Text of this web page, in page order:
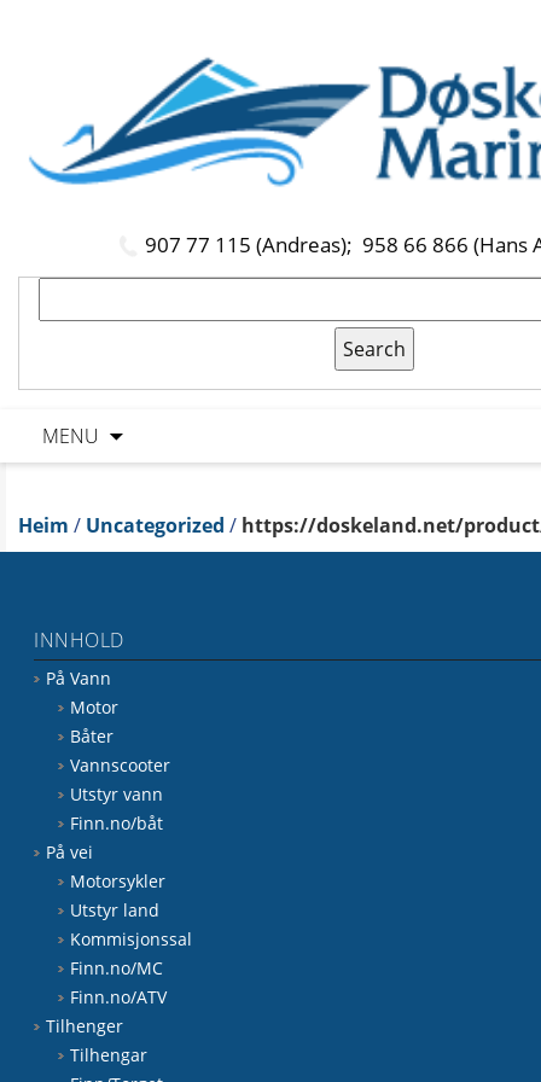
907 77 115 (Andreas); 958 66 866 (Hans
MENU
Heim / Uncategorized / https://doskeland.net/
INNHOLD
På Vann
Motor
Båter
Vannscooter
Utstyr vann
Finn.no/båt
På vei
Motorsykler
Utstyr land
Kommisjonssal
Finn.no/MC
Finn.no/ATV
Tilhenger
Tilhengar